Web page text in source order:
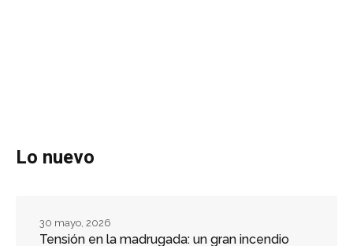
Lo nuevo
Tensión en la madrugada: un gran incendio
30 mayo, 2026